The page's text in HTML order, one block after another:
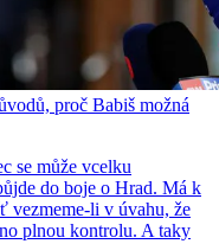
proč Babiš možná
se může vcelku
do boje o Hrad. Má k
vezmeme-li v úvahu, že
plnou kontrolu. A taky